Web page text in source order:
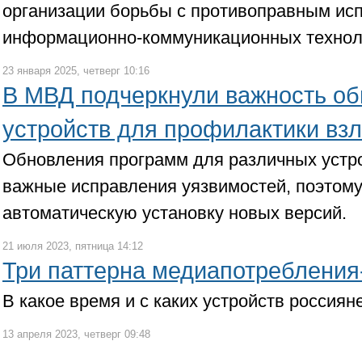
организации борьбы с противоправным
информационно-коммуникационных
23 января 2025, четверг 10:16
В МВД подчеркнули важность
устройств для профилактики
Обновления программ для различных
важные исправления уязвимостей,
автоматическую установку новых версий.
21 июля 2023, пятница 14:12
Три паттерна
В какое время и с каких устройств
13 апреля 2023, четверг 09:48